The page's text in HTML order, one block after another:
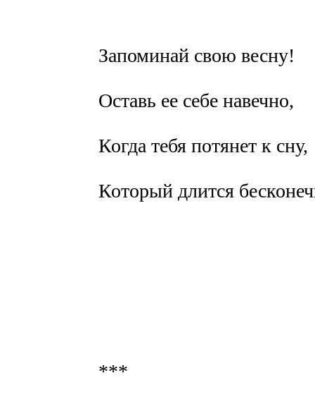
Запоминай свою весну!
Оставь ее себе навечно,
Когда тебя потянет к сну,
Который длится
***